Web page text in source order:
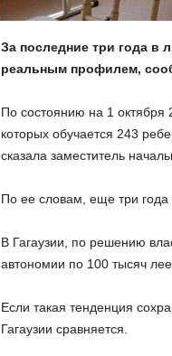
За последние три года в
реальным профилем,
По состоянию на 1 октября
которых обучается 243
сказала заместитель
По ее словам, еще три года
В Гагаузии, по решению
автономии по 100 тысяч
Если такая тенденция
Гагаузии сравняется.